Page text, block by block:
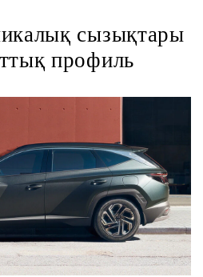
сызықтары
профиль